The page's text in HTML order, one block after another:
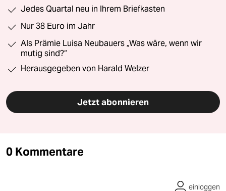
Jedes Quartal neu in Ihrem Briefkasten
Nur 38 Euro im Jahr
Als Prämie Luisa Neubauers „Was wäre, wenn wir
mutig sind?“
Herausgegeben von Harald Welzer
Jetzt abonnieren
0 Kommentare
einloggen